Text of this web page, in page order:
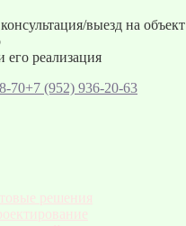
выезд на объект
его реализация
70+7 (952) 936-20-63
решения